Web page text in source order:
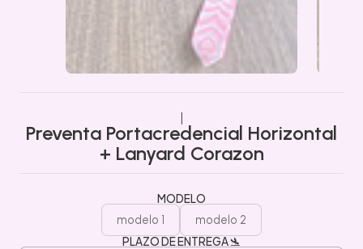
Preventa Portacredencial Horizontal
+ Lanyard Corazon
MODELO
modelo 1 modelo 2
PLAZO DE ENTREGA 🛬